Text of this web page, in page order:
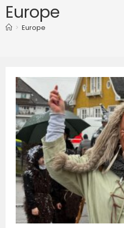
Europe
> Europe